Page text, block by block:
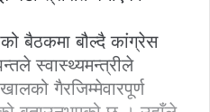
बैठकमा बौल्दै कांग्रेस
स्वास्थ्यमन्त्रीले
गैरजिम्मेवारपूर्ण